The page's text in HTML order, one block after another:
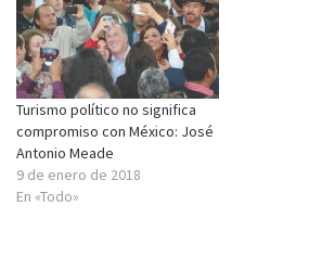
Turismo político no significa
compromiso con México: José
Antonio Meade
9 de enero de 2018
En «Todo»